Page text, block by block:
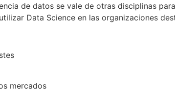
de datos se vale de otras disciplinas
Data Science en las organizaciones
mercados